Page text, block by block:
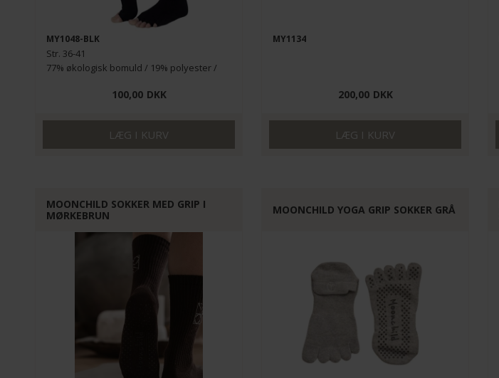
MY1048-BLK
Str. 36-41
77% økologisk bomuld / 19% polyester /
100,00 DKK
MY1134
200,00 DKK
MOONCHILD SOKKER MED GRIP I
MØRKEBRUN
MOONCHILD YOGA GRIP SOKKER GRÅ